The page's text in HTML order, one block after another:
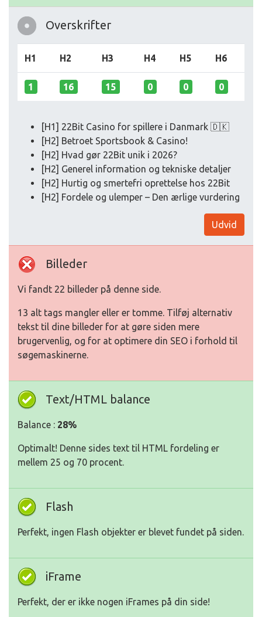
Overskrifter
H1 H2 H3 H4 H5 H6
1 16 15 0 0 0
[H1] 22Bit Casino for spillere i Danmark 🇩🇰
[H2] Betroet Sportsbook & Casino!
[H2] Hvad gør 22Bit unik i 2026?
[H2] Generel information og tekniske detaljer
[H2] Hurtig og smertefri oprettelse hos 22Bit
[H2] Fordele og ulemper – Den ærlige vurdering
Udvid
Billeder
Vi fandt 22 billeder på denne side.
13 alt tags mangler eller er tomme. Tilføj alternativ
tekst til dine billeder for at gøre siden mere
brugervenlig, og for at optimere din SEO i forhold til
søgemaskinerne.
Text/HTML balance
Balance : 28%
Optimalt! Denne sides text til HTML fordeling er
mellem 25 og 70 procent.
Flash
Perfekt, ingen Flash objekter er blevet fundet på siden.
iFrame
Perfekt, der er ikke nogen iFrames på din side!